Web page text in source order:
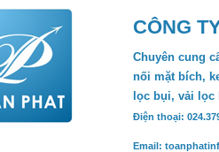
CÔNG
Chuyên cung
nối mặt bích,
lọc bụi, vải
Điện thoại:
Email: